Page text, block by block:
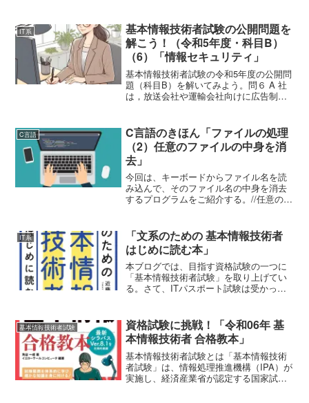
痛、全身倦怠感等、様々な全身症状が組
み合わさって現れる。「かぜ」...
IT系
基本情報技術者試験の公開問題を
解こう！（令和5年度・科目B）
（6）「情報セキュリティ」
基本情報技術者試験の令和5年度の公開問
題（科目B）を解いてみよう。問６ A 社
は，放送会社や運輸会社向けに広告制作
託を検討することにした。A 社が委託す
る業務（以下，...
C言語
C言語のきほん「ファイルの処理
（2）任意のファイルの中身を消
去」
今回は、キーボードからファイル名を読
み込んで、そのファイル名の中身を消去
するプログラムをご紹介する。//任意のフ
IT系
「文系のための 基本情報技術者
はじめに読む本」
本ブログでは、目指す資格試験の一つに
「基本情報技術者試験」を取り上げてい
る。さて、ITパスポート試験は受かっ
惑して受験を躊躇しているという方のた
めの参考書をご紹介しよう...
基本情報技術者試験
資格試験に挑戦！「令和06年 基
本情報技術者 合格教本」
基本情報技術者試験とは「基本情報技術
者試験」は、情報処理推進機構（IPA）が
実施し、経済産業省が認定する国家試験